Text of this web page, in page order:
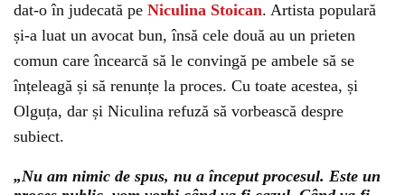
dat-o în judecată pe Niculina Stoican. Artista populară
și-a luat un avocat bun, însă cele două au un prieten
comun care încearcă să le convingă pe ambele să se
înțeleagă și să renunțe la proces. Cu toate acestea, și
Olguța, dar și Niculina refuză să vorbească despre
subiect.
„Nu am nimic de spus, nu a început procesul. Este un